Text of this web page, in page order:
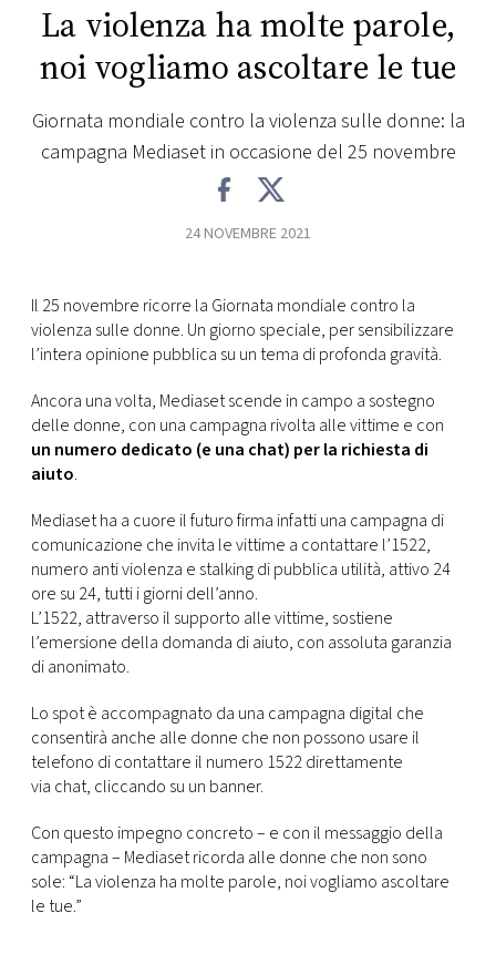
NEWS
FOTO
VIDEO
PRINCIPATO
DI
RMC
CONSIGLIA
La violenza ha molte parole,
noi vogliamo ascoltare le tue
Giornata mondiale contro la violenza sulle donne: la
campagna Mediaset in occasione del 25 novembre
24 NOVEMBRE 2021
Il 25 novembre ricorre la Giornata mondiale contro la
violenza sulle donne. Un giorno speciale, per sensibilizzare
l’intera opinione pubblica su un tema di profonda gravità.
​Ancora una volta, Mediaset scende in campo a sostegno
delle donne, con una campagna rivolta alle vittime e con
un numero dedicato (e una chat) per la richiesta di
aiuto.
Mediaset ha a cuore il futuro firma infatti una campagna di
comunicazione che invita le vittime a contattare l’1522,
numero anti violenza e stalking di pubblica utilità, attivo 24
ore su 24, tutti i giorni dell’anno.
L’1522, attraverso il supporto alle vittime, sostiene
l’emersione della domanda di aiuto, con assoluta garanzia
di anonimato.
Lo spot è accompagnato da una campagna digital che
consentirà anche alle donne che non possono usare il
telefono di contattare il numero 1522 direttamente
via chat, cliccando su un banner.
Con questo impegno concreto – e con il messaggio della
campagna – Mediaset ricorda alle donne che non sono
sole: “La violenza ha molte parole, noi vogliamo ascoltare
le tue.”